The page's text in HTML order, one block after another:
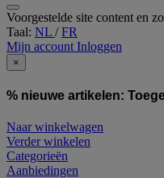
Voorgestelde site content en
Taal: NL /FR
Mijn account Inloggen
×
% nieuwe artikelen:
Naar winkelwagen
Verder winkelen
Categorieën
Aanbiedingen